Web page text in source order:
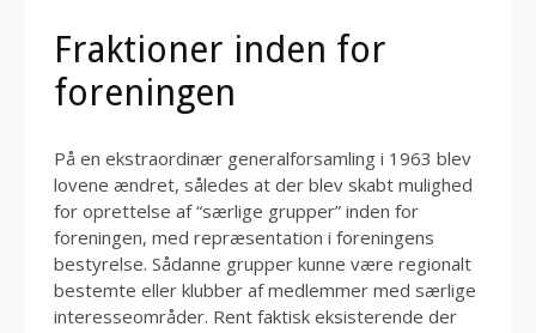
Fraktioner inden for
foreningen
På en ekstraordinær generalforsamling i 1963 blev
lovene ændret, således at der blev skabt mulighed
for oprettelse af “særlige grupper” inden for
foreningen, med repræsentation i foreningens
bestyrelse. Sådanne grupper kunne være regionalt
bestemte eller klubber af medlemmer med særlige
interesseområder. Rent faktisk eksisterende der